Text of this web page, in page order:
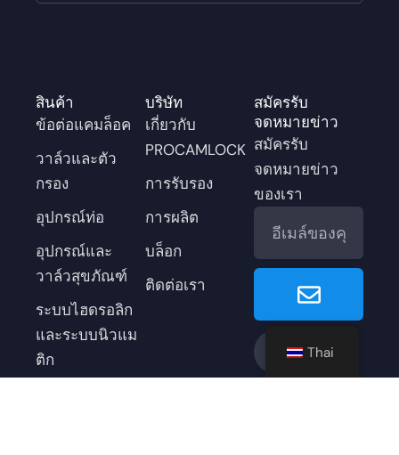
สินค้า
ข้อต่อแคมล็อค
วาล์วและตัว
กรอง
อุปกรณ์ท่อ
อุปกรณ์และ
วาล์วสุขภัณฑ์
ระบบไฮดรอลิก
และระบบนิวแม
ติก
บริษัท
เกี่ยวกับ
PROCAMLOCK
การรับรอง
การผลิต
บล็อก
ติดต่อเรา
สมัครรับ
จดหมายข่าว
สมัครรับ
จดหมายข่าว
ของเรา
อีเมล
Submit
ฟ
ส
เ
อ็
ก
ยู
ทู
ป
อิ
น
ส
n
Thai